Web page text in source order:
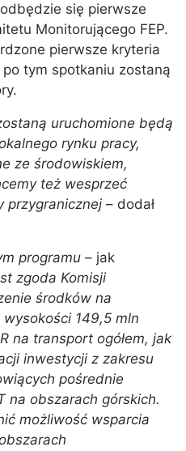
się pierwsze
Monitorującego FEP.
pierwsze kryteria
tym spotkaniu zostaną
uruchomione będą
rynku pracy,
ze środowiskiem,
też wesprzeć
przygranicznej – dodał
programu – jak
zgoda Komisji
środków na
149,5 mln
na transport ogółem, jak
inwestycji z zakresu
pośrednie
na obszarach górskich.
możliwość wsparcia